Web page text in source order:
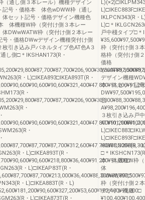
（通し側３本レール）機種デザイン
・価格本 体色wDWW枠（通し
セット記号・価格デザイン機種色
機種W枠（突付け側３本レー
DWwWATW枠（突付け側２本レー
・価格DWwデザイン機種突付け側
引き込み戸パネルタイプ色AT色A３
し側□＊IKSHAN173(R・
・L)□IKEA893□IKEA893T(R・
・
・
・
・L)□IKEA893T(R・
・L)□IKEAP83T(R・
・L)□IKEA883T(R・L)
・L)□IKEA873T(R・
IKLPCN343(R・
L)□＊
戸中棧タイプ□
枠（突付け側３
格枠（突付け側
価格
デザイン機種
本 体セット記
色
３枚引き込み戸
IKLWCN263(R・
□＊
本 体機種W枠
体
枠（突付け側２
デザイン機種